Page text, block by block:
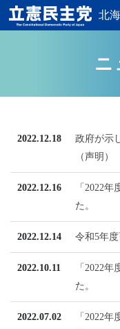
北
ニ
2022.12.18
政府が示
（声明）
2022.12.16
「2022
た。
2022.12.14 令和5年
2022.10.11
「2022
た。
2022.07.02
「2022